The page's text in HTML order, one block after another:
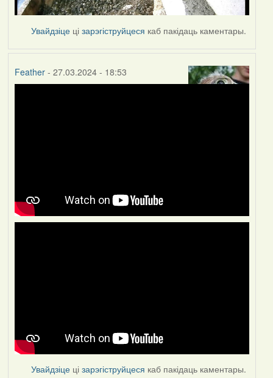
Увайдзіце цізарэгіструйцеся каб пакідаць каментары.
Feather- 27.03.2024 - 18:53
Увайдзіце цізарэгіструйцеся каб пакідаць каментары.